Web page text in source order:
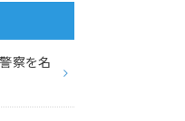
察を名